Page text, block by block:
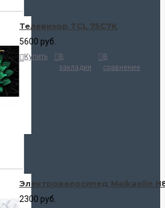
Телевизор TCL 75C7K
5600 руб.
Купить
В
закладки
В
сравнение
Электровелосипед Maikaolin
2300 руб.